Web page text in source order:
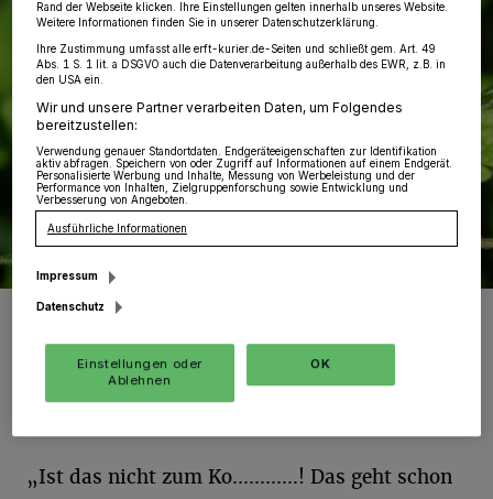
Das Tagpfauenauge.
„Ist das nicht zum Ko............! Das geht schon
Rand der Webseite klicken. Ihre Einstellungen gelten innerhalb unseres Website.
Weitere Informationen finden Sie in unserer Datenschutzerklärung.
Ihre Zustimmung umfasst alle erft-kurier.de-Seiten und schließt gem. Art. 49
Abs. 1 S. 1 lit. a DSGVO auch die Datenverarbeitung außerhalb des EWR, z.B. in
den USA ein.
Wir und unsere Partner verarbeiten Daten, um Folgendes
bereitzustellen:
Verwendung genauer Standortdaten. Endgeräteeigenschaften zur Identifikation
aktiv abfragen. Speichern von oder Zugriff auf Informationen auf einem Endgerät.
Personalisierte Werbung und Inhalte, Messung von Werbeleistung und der
Performance von Inhalten, Zielgruppenforschung sowie Entwicklung und
Verbesserung von Angeboten.
Ausführliche Informationen
Impressum
Datenschutz
Einstellungen oder
Ablehnen
OK